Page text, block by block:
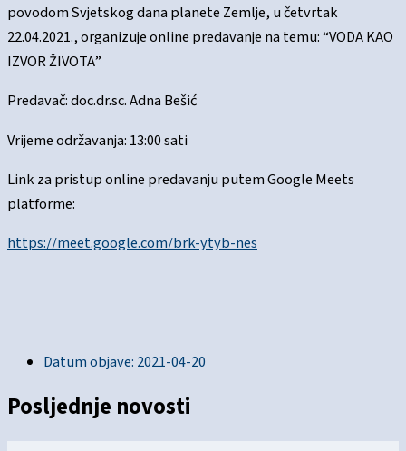
povodom Svjetskog dana planete Zemlje, u četvrtak
22.04.2021., organizuje online predavanje na temu: “VODA KAO
IZVOR ŽIVOTA”
Predavač: doc.dr.sc. Adna Bešić
Vrijeme održavanja: 13:00 sati
Link za pristup online predavanju putem Google Meets
platforme:
https://meet.google.com/brk-ytyb-nes
Datum objave: 2021-04-20
Posljednje novosti